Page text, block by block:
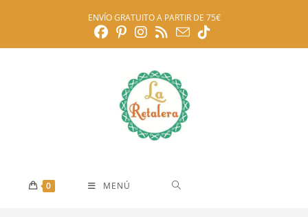
ENVÍO GRATUITO A PARTIR DE 75€
0 MENÚ